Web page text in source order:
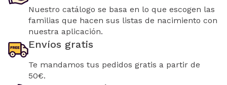
Nuestro catálogo se basa en lo que escogen las
familias que hacen sus listas de nacimiento con
nuestra aplicación.
Envíos gratis
Te mandamos tus pedidos gratis a partir de
50€.